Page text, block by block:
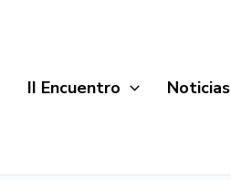
II Encuentro Noticias